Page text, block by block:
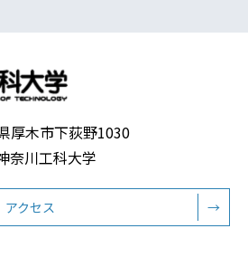
厚木市下荻野1030
川工科大学
アクセス →